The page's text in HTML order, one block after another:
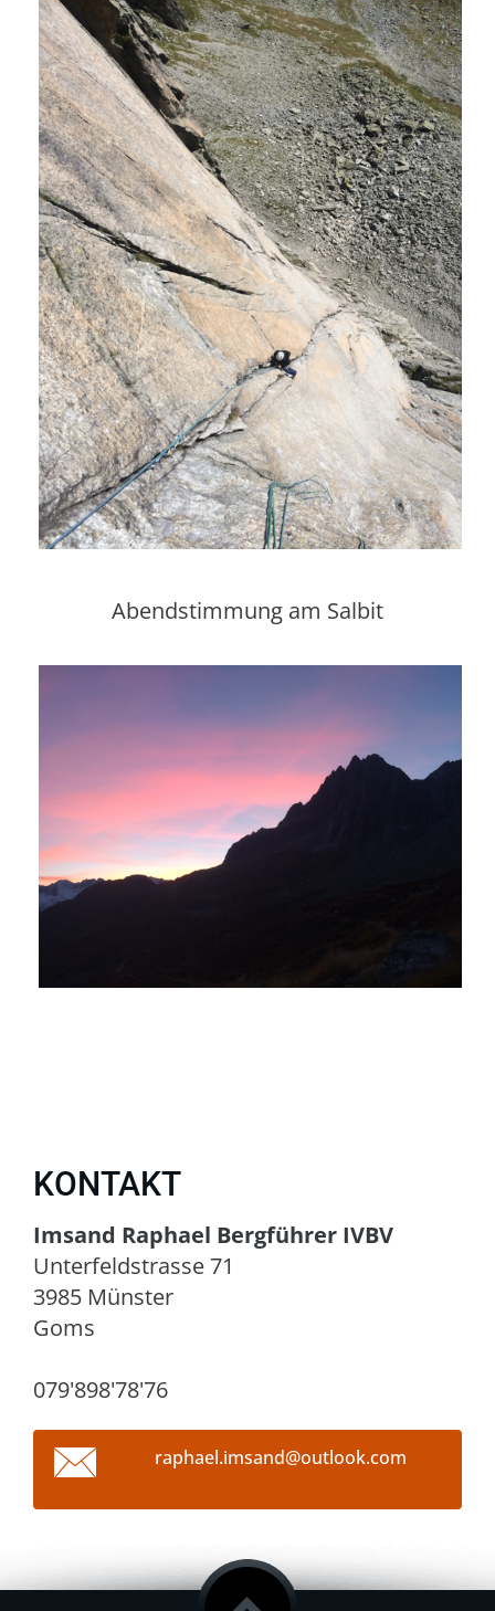
Abendstimmung am Salbit
KONTAKT
Imsand Raphael Bergführer IVBV
Unterfeldstrasse 71
3985 Münster
Goms
079'898'78'76
raphael.imsand@outlook.com